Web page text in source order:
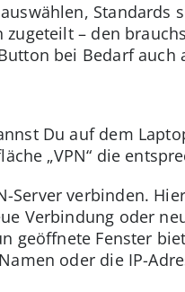
Standards
– den
bei Bedarf auch
Du auf dem
„VPN“ die
Server verbinden.
Verbindung oder
geöffnete Fenster
oder die IP-